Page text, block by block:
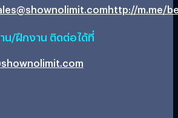
http://m.me/
น/ฝึกงาน ติดต่อได้ที่